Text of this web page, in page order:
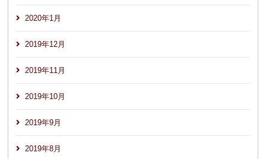
2020年1月
2019年12月
2019年11月
2019年10月
2019年9月
2019年8月